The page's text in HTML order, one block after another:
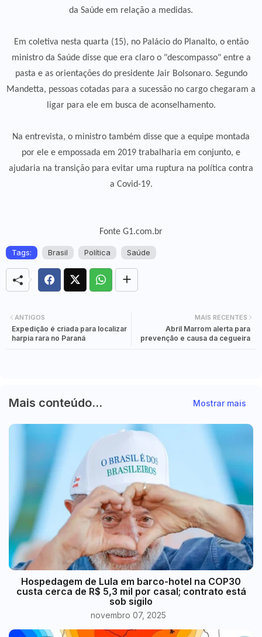
da Saúde em relação a medidas.
Em coletiva nesta quarta (15), no Palácio do Planalto, o então
ministro da Saúde disse que era claro o "descompasso" entre a
pasta e as orientações do presidente Jair Bolsonaro. Segundo
Mandetta, pessoas cotadas para a sucessão no cargo chegaram a
ligar para ele em busca de aconselhamento.
Na entrevista, o ministro também disse que a equipe montada
por ele e empossada em 2019 trabalharia em conjunto, e
ajudaria na transição para evitar uma ruptura na política contra
a Covid-19.
Fonte G1.com.br
Tags: Brasil Política Saúde
MAIS RECENTES
Abril Marrom alerta para
prevenção e causa da cegueira
ANTIGOS
Expedição é criada para localizar
harpia rara no Paraná
Mais conteúdo... Mostrar mais
Hospedagem de Lula em barco-hotel na COP30
custa cerca de R$ 5,3 mil por casal; contrato está
sob sigilo
novembro 07, 2025